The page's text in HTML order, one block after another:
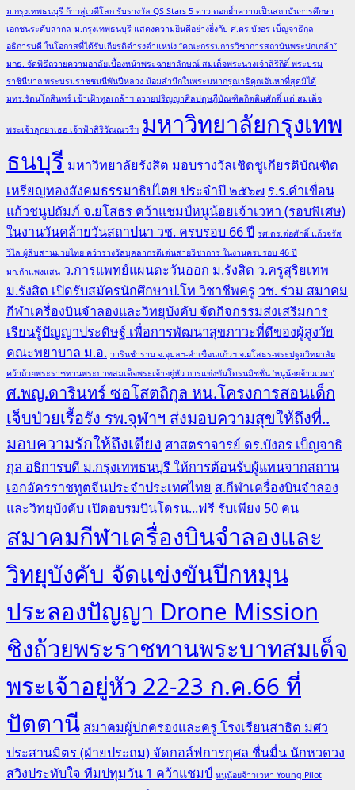
ม.กรุงเทพธนบุรี ก้าวสู่เวทีโลก รับรางวัล QS Stars 5 ดาว ตอกย้ำความเป็นสถาบันการศึกษา
เอกชนระดับสากล ม.กรุงเทพธนบุรี แสดงความยินดีอย่างยิ่งกับ ศ.ดร.บังอร เบ็ญจาธิกุล
อธิการบดี ในโอกาสที่ได้รับเกียรติดำรงตำแหน่ง “คณะกรรมการวิชาการสถาบันพระปกเกล้า”
มกธ. จัดพิธีถวายความอาลัยเบื้องหน้าพระฉายาลักษณ์ สมเด็จพระนางเจ้าสิริกิติ์ พระบรม
ราชินีนาถ พระบรมราชชนนีพันปีหลวง น้อมสำนึกในพระมหากรุณาธิคุณอันหาที่สุดมิได้
มทร.รัตนโกสินทร์ เข้าเฝ้าทูลเกล้าฯ ถวายปริญญาศิลปดุษฎีบัณฑิตกิตติมศักดิ์ แด่ สมเด็จ
พระเจ้าลูกยาเธอ เจ้าฟ้าสิริวัณณวรีฯ มหาวิทยาลัยกรุงเทพ
ธนบุรี มหาวิทยาลัยรังสิต มอบรางวัลเชิดชูเกียรติบัณฑิต
เหรียญทองสังคมธรรมาธิปไตย ประจำปี ๒๕๖๗ ร.ร.คำเขื่อน
แก้วชนูปถัมภ์ จ.ยโสธร คว้าแชมป์หนูน้อยเจ้าเวหา (รอบพิเศษ)
ในงานวันคล้ายวันสถาปนา วช. ครบรอบ 66 ปี รศ.ดร.ต่อศักดิ์ แก้วจรัส
วิไล ผู้สืบสานมวยไทย คว้ารางวัลบุคลากรดีเด่นสายวิชาการ ในงานครบรอบ 46 ปี
มก.กำแพงแสน ว.การแพทย์แผนตะวันออก ม.รังสิต ว.ครูสุริยเทพ
ม.รังสิต เปิดรับสมัครนักศึกษาป.โท วิชาชีพครู วช. ร่วม สมาคม
กีฬาเครื่องบินจำลองและวิทยุบังคับ จัดกิจกรรมส่งเสริมการ
เรียนรู้ปัญญาประดิษฐ์ เพื่อการพัฒนาสุขภาวะที่ดีของผู้สูงวัย
คณะพยาบาล ม.อ. วารินชำราบ จ.อุบลฯ-คำเขื่อนแก้วฯ จ.ยโสธร-พระปฐมวิทยาลัย
คว้าถ้วยพระราชทานพระบาทสมเด็จพระเจ้าอยู่หัว การแข่งขันโดรนมิชชั่น ‘หนูน้อยจ้าวเวหา’
ศ.พญ.ดารินทร์ ซอโสตถิกุล หน.โครงการสอนเด็ก
เจ็บป่วยเรื้อรัง รพ.จุฬาฯ ส่งมอบความสุขให้ถึงที่..
มอบความรักให้ถึงเตียง ศาสตราจารย์ ดร.บังอร เบ็ญจาธิ
กุล อธิการบดี ม.กรุงเทพธนบุรี ให้การต้อนรับผู้แทนจากสถาน
เอกอัครราชทูตจีนประจำประเทศไทย ส.กีฬาเครื่องบินจำลอง
และวิทยุบังคับ เปิดอบรมบินโดรน...ฟรี รับเพียง 50 คน
สมาคมกีฬาเครื่องบินจำลองและ
วิทยุบังคับ จัดแข่งขันปีกหมุน
ประลองปัญญา Drone Mission
ชิงถ้วยพระราชทานพระบาทสมเด็จ
พระเจ้าอยู่หัว 22-23 ก.ค.66 ที่
ปัตตานี สมาคมผู้ปกครองและครู โรงเรียนสาธิต มศว
ประสานมิตร (ฝ่ายประถม) จัดกอล์ฟการกุศล ชื่นมื่น นักหวดวง
สวิงประทับใจ ทีมปทุมวัน 1 คว้าแชมป์ หนูน้อยจ้าวเวหา Young Pilot